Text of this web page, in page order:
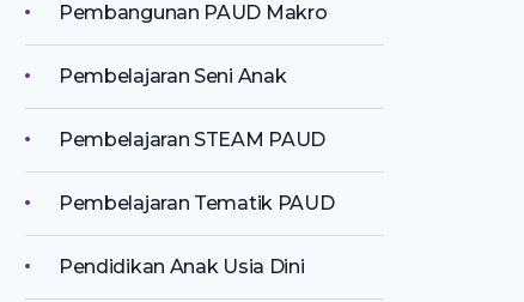
Pembangunan PAUD Makro
Pembelajaran Seni Anak
Pembelajaran STEAM PAUD
Pembelajaran Tematik PAUD
Pendidikan Anak Usia Dini